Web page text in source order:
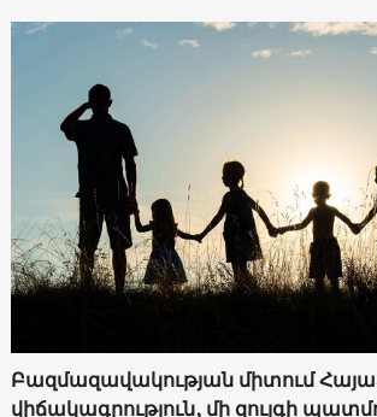
Բազմազավակության միտում
վիճակագրություն, մի զույգի